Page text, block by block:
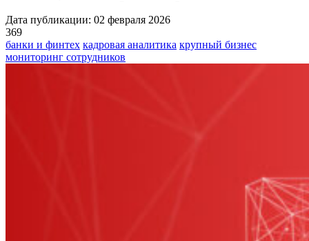
Дата публикации: 02 февраля 2026
369
банки и финтех кадровая аналитика крупный бизнес
мониторинг сотрудников